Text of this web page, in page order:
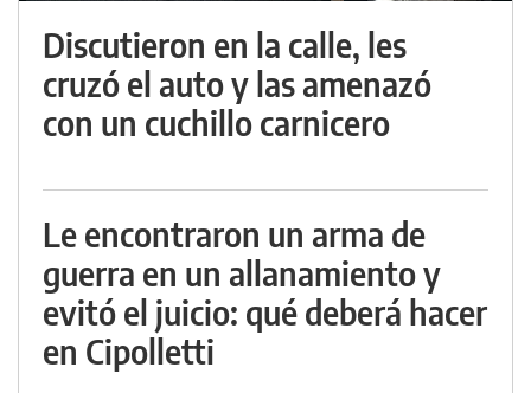
Discutieron en la calle, les
cruzó el auto y las amenazó
con un cuchillo carnicero
Le encontraron un arma de
guerra en un allanamiento y
evitó el juicio: qué deberá hacer
en Cipolletti